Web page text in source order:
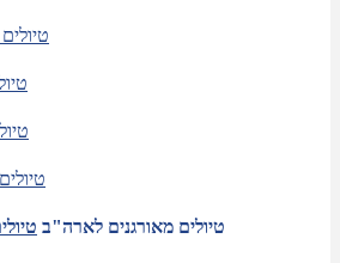
טיולים מאורגנים לארה"ב